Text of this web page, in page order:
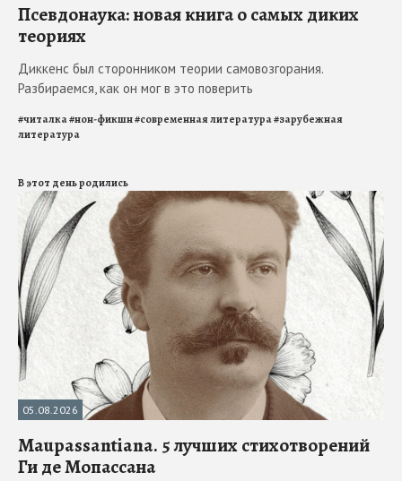
Псевдонаука: новая книга о самых диких
теориях
Диккенс был сторонником теории самовозгорания.
Разбираемся, как он мог в это поверить
#читалка#нон-фикшн#современная литература#зарубежная
литература
В этот день родились
05.08.2026
Maupassantiana. 5 лучших стихотворений
Ги де Мопассана